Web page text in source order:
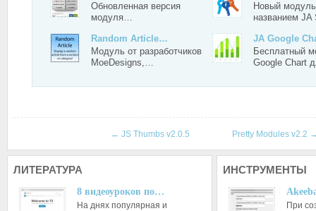
Обновленная версия
модуля…
Новый
названием
Random Article…
Модуль от разработчиков
MoeDesigns,…
JA Google
Бесплатный
Google Chart
← JS Thumbs v2.0.5 Pretty Modules v2.2
ЛИТЕРАТУРА
8 видеоуроков по…
На днях популярная и
ИНСТРУМЕНТЫ
При